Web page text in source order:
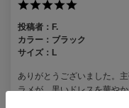
投稿者： F.
カラー： ブラック
サイズ： L
ありがとうございました。
ラメが、黒いドレスを華や